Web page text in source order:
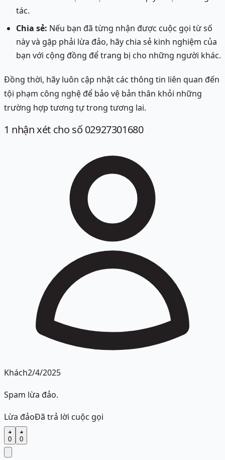
tác.
Chia sẻ: Nếu bạn đã từng nhận được cuộc gọi từ số
này và gặp phải lừa đảo, hãy chia sẻ kinh nghiệm của
bạn với cộng đồng để trang bị cho những người khác.
Đồng thời, hãy luôn cập nhật các thông tin liên quan đến
tội phạm công nghệ để bảo vệ bản thân khỏi những
trường hợp tương tự trong tương lai.
1 nhận xét cho số 02927301680
Khách2/4/2025
Spam lừa đảo.
Lừa đảoĐã trả lời cuộc gọi
0 0